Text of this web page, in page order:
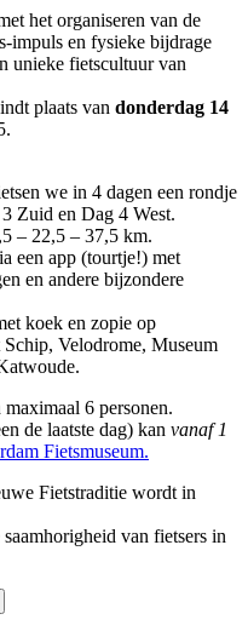
het organiseren van de
impuls en fysieke bijdrage
unieke fietscultuur van
plaats van donderdag 14
we in 4 dagen een rondje
Zuid en Dag 4 West.
– 22,5 – 37,5 km.
een app (tourtje!) met
en andere bijzondere
koek en zopie op
Velodrome, Museum
6 personen.
de laatste dag) kan vanaf 1
Fietsmuseum.
Fietstraditie wordt in
van fietsers in